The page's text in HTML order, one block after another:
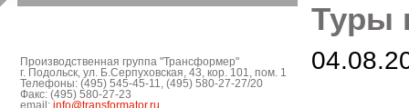
Производственная группа "Трансформер"
г. Подольск, ул. Б.Серпуховская, 43, кор. 101, пом. 1
Телефоны: (495) 545-45-11, (495) 580-27-27/20
Факс: (495) 580-27-23
email: info@transformator.ru
Туры